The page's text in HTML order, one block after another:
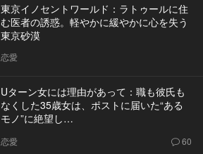
東京イノセントワールド：ラトゥールに住
む医者の誘惑。軽やかに緩やかに心を失う
東京砂漠
恋愛
Uターン女には理由があって：職も彼氏も
なくした35歳女は、ポストに届いた“ある
モノ”に絶望し…
恋愛 60